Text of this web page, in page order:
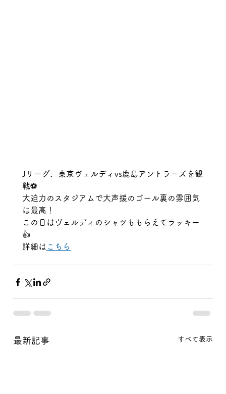
Jリーグ、東京ヴェルディvs鹿島アントラーズを観
戦⚽
大迫力のスタジアムで大声援のゴール裏の雰囲気
は最高！
この日はヴェルディのシャツももらえてラッキー
👍
詳細は こちら
最新記事 すべて表示